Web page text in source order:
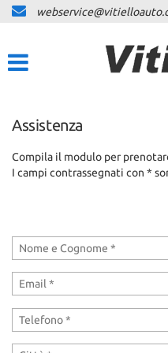
LISTA VEICOLI
TERMINE
ACQUISTIAMO USATO
CARROZZERIA LEASYS
DICONO DI NOI
Assistenza
Compila il modulo per
I campi contrassegnati con *
preferenze
di
Il
pannello
ti
tue
preferenze
di
consenso
alle
tecnologie
di